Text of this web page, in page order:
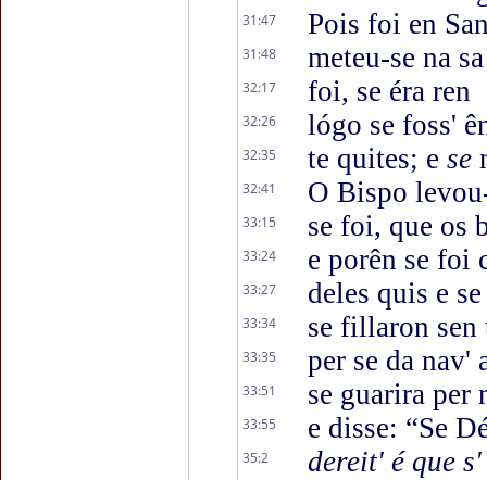
31:47 Pois foi en
31:48 meteu-se na
32:17 foi, se éra ren
32:26 lógo se foss'
32:35 te quites; e se
32:41 O Bispo
33:15 se foi, que os
33:24 e porên se foi
33:27 deles quis e
33:34 se fillaron sen
33:35 per se da nav'
33:51 se guarira per
33:55 e disse: “Se
35:2 dereit' é que